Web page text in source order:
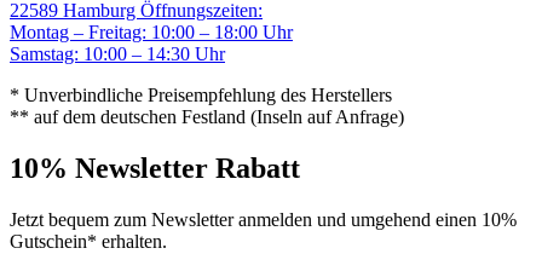
22589 Hamburg Öffnungszeiten:
Montag – Freitag: 10:00 – 18:00 Uhr
Samstag: 10:00 – 14:30 Uhr
* Unverbindliche Preisempfehlung des Herstellers
** auf dem deutschen Festland (Inseln auf Anfrage)
10% Newsletter Rabatt
Jetzt bequem zum Newsletter anmelden und umgehend einen 10%
Gutschein* erhalten.